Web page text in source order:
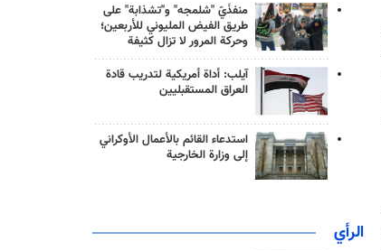
منفذَيّ "شلمجه" و"تشذابة" على
طريق الفيض المليوني للأربعين؛
وحركة المرور لا تزال كثيفة
آيلب: أداة أمريكية لتدريب قادة
العراق المستقبليين
استدعاء القائم بالأعمال الأوكراني
إلى وزارة الخارجية
الرأي